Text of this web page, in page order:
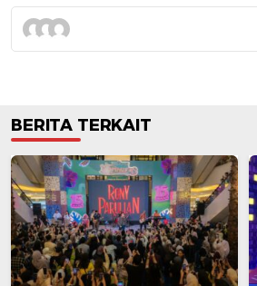
BERITA TERKAIT